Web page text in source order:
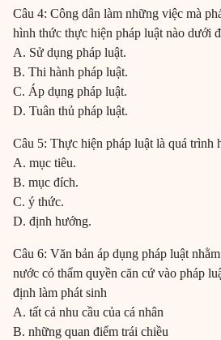
Câu 4: Công dân làm những việc mà
hình thức thực hiện pháp luật nào dưới
A. Sử dụng pháp luật.
B. Thi hành pháp luật.
C. Áp dụng pháp luật.
D. Tuân thủ pháp luật.
Câu 5: Thực hiện pháp luật là quá trình
A. mục tiêu.
B. mục đích.
C. ý thức.
D. định hướng.
Câu 6: Văn bản áp dụng pháp luật
nước có thẩm quyền căn cứ vào pháp
định làm phát sinh
A. tất cả nhu cầu của cá nhân
B. những quan điểm trái chiều